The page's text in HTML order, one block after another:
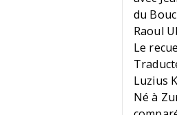
du
Raoul
Le
Luzius
Né à